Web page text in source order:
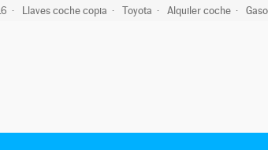
Llaves coche copia Toyota Alquiler coche